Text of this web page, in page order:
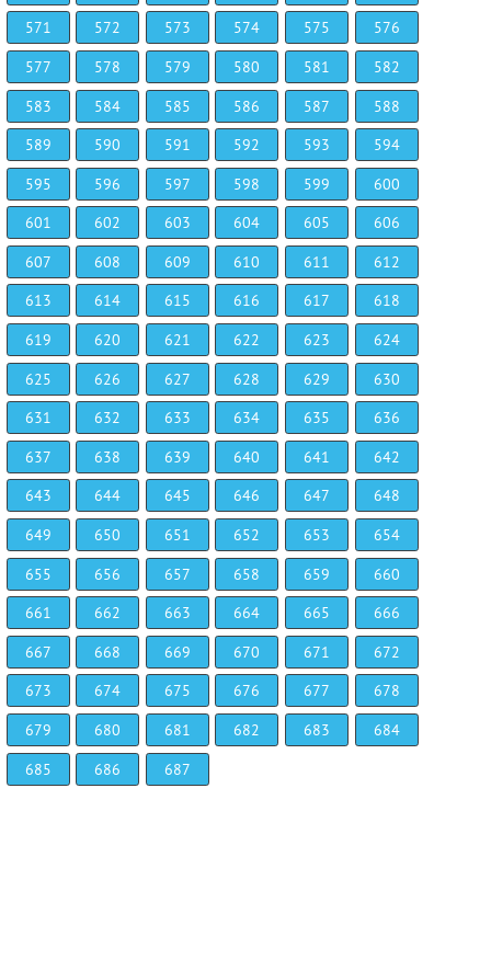
571
572 573 574 575
576
577
578 579 580 581
582
583
584 585 586 587
588
589
590 591 592 593
594
595
596 597 598 599
600
601
602 603 604 605
606
607
608 609 610 611
612
613
614 615 616 617
618
619
620 621 622 623
624
625
626 627 628 629
630
631
632 633 634 635
636
637
638 639 640 641
642
643
644 645 646 647
648
649
650 651 652 653
654
655
656 657 658 659
660
661
662 663 664 665
666
667
668 669 670 671
672
673
674 675 676 677
678
679
680 681 682 683
684
685
686 687